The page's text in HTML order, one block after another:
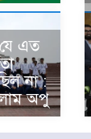
এত
না :
অপু